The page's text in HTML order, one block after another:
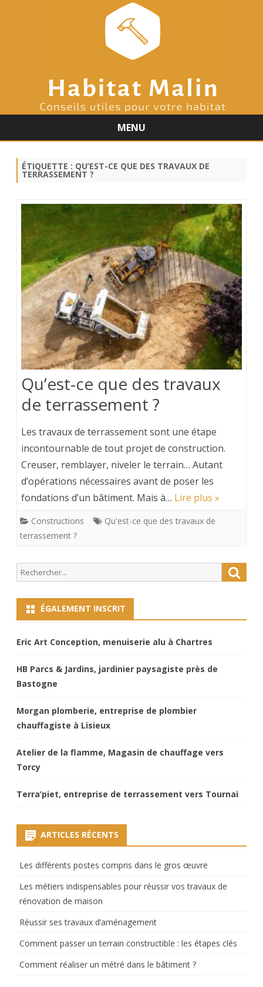
MENU
content
ÉTIQUETTE : QU’EST-CE QUE DES TRAVAUX DE
TERRASSEMENT ?
Qu’est-ce que des travaux
de terrassement ?
Les travaux de terrassement sont une étape
incontournable de tout projet de construction.
Creuser, remblayer, niveler le terrain… Autant
d’opérations nécessaires avant de poser les
fondations d’un bâtiment. Mais à… Lire plus »
Constructions
Qu'est-ce que des travaux de
terrassement ?
Search
for:
ÉGALEMENT INSCRIT
Eric Art Conception, menuiserie alu à Chartres
HB Parcs & Jardins, jardinier paysagiste près de
Bastogne
Morgan plomberie, entreprise de plombier
chauffagiste à Lisieux
Atelier de la flamme, Magasin de chauffage vers
Torcy
Terra’piet, entreprise de terrassement vers Tournai
ARTICLES RÉCENTS
Les différents postes compris dans le gros œuvre
Les métiers indispensables pour réussir vos travaux de
rénovation de maison
Réussir ses travaux d’aménagement
Comment passer un terrain constructible : les étapes clés
Comment réaliser un métré dans le bâtiment ?